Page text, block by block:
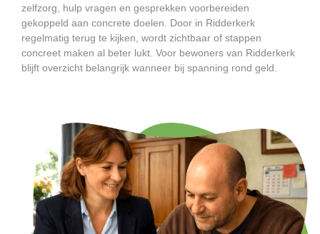
zelfzorg, hulp vragen en gesprekken voorbereiden
gekoppeld aan concrete doelen. Door in Ridderkerk
regelmatig terug te kijken, wordt zichtbaar of stappen
concreet maken al beter lukt. Voor bewoners van Ridderkerk
blijft overzicht belangrijk wanneer bij spanning rond geld.